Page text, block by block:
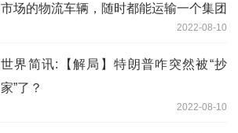
市场的物流车辆，随时都能运输一个集团
2022-08-10
世界简讯:【解局】特朗普咋突然被“抄
家”了？
2022-08-10